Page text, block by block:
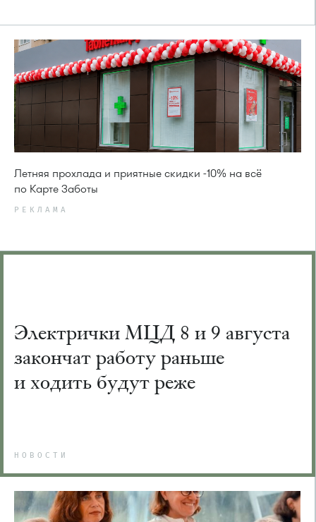
Летняя прохлада и приятные скидки -10% на всё
по Карте Заботы
РЕКЛАМА
Электрички МЦД 8 и 9 августа
закончат работу раньше
и ходить будут реже
НОВОСТИ